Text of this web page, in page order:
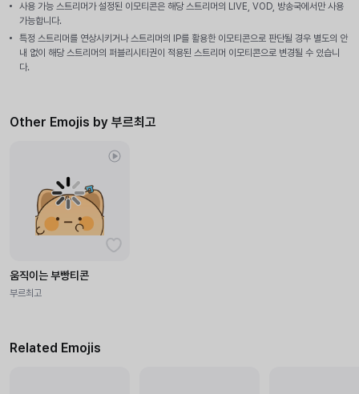
사용 가능 스트리머가 설정된 이모티콘은 해당 스트리머의 LIVE, VOD, 방송국에서만 사용
가능합니다.
특정 스트리머를 연상시키거나 스트리머의 IP를 활용한 이모티콘으로 판단될 경우 별도의 안
내 없이 해당 스트리머의 퍼블리시티권이 적용된 스트리머 이모티콘으로 변경될 수 있습니
다.
Other Emojis by 부르최고
움직이는 부빵티콘
부르최고
Related Emojis